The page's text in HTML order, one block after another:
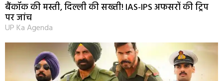
बैंकॉक की मस्ती, दिल्ली की सख्ती! IAS-IPS अफसरों की ट्रिप
पर जांच
UP Ka Agenda